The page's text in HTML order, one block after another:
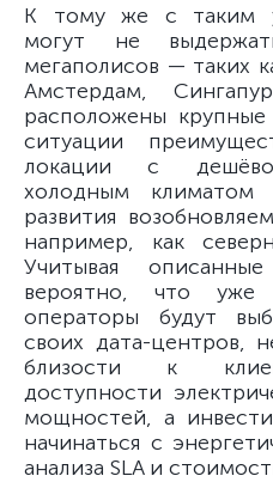
К тому же с таким
могут не
мегаполисов — таких
Амстердам,
расположены
ситуации
локации с
холодным климатом
развития
например, как
Учитывая
вероятно, что
операторы будут
своих дата-центров,
близости к
доступности
мощностей, а
начинаться с
анализа SLA и